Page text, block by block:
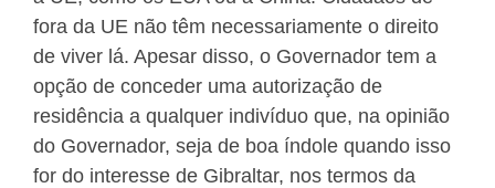
fora da UE não têm necessariamente o direito
de viver lá. Apesar disso, o Governador tem a
opção de conceder uma autorização de
residência a qualquer indivíduo que, na opinião
do Governador, seja de boa índole quando isso
for do interesse de Gibraltar, nos termos da